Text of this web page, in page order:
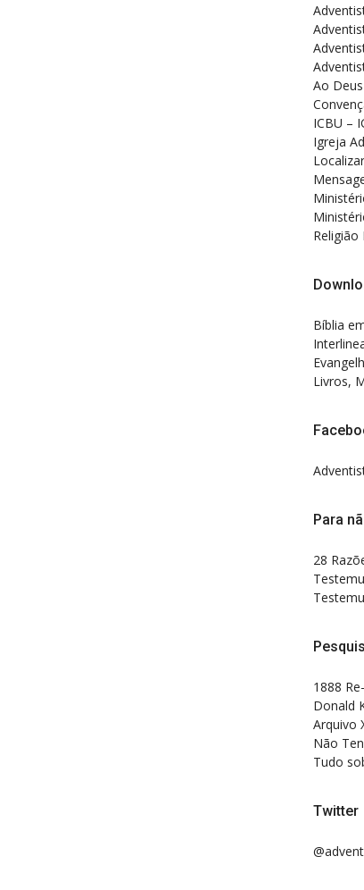
Ao
ICBU –
Igreja
Religião
Bíblia
Livros,
Para
28
1888
Donald
Arquivo
Não
Tudo
Twitter